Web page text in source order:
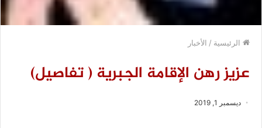
الرئيسية / الأخبار
عزيز رهن الإقامة الجبرية ( تفاصيل)
ديسمبر 1, 2019